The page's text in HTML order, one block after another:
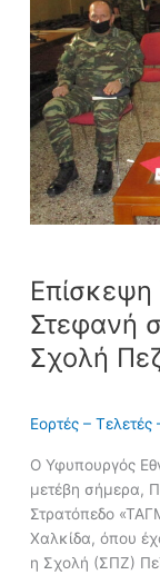
Στεφανή
Σχολή
Εορτές – Τελετές
Ο Υφυπουργός
μετέβη σήμερα,
Στρατόπεδο
Χαλκίδα, όπου
η Σχολή (ΣΠΖ)
Διεύθυνση
τη
Σχολή
Πεζικού